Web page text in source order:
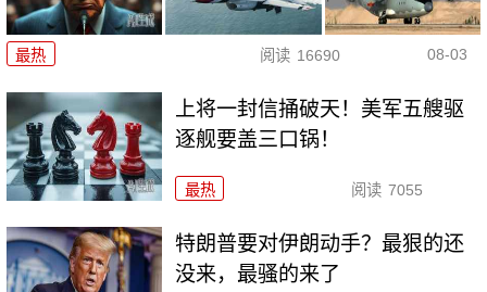
最热 阅读 16690 08-03
上将一封信捅破天！美军五艘驱
逐舰要盖三口锅！
最热 阅读 7055
特朗普要对伊朗动手？最狠的还
没来，最骚的来了